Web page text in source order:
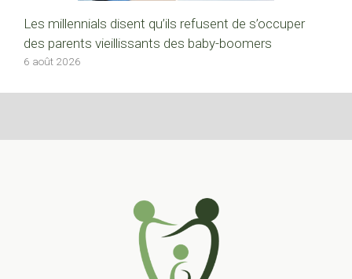
Les millennials disent qu’ils refusent de s’occuper
des parents vieillissants des baby-boomers
6 août 2026